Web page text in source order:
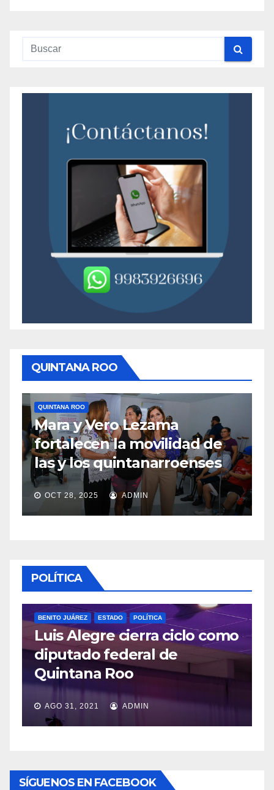
QUINTANA ROO
QUINTANA ROO
Mara y Vero Lezama
fortalecen la movilidad de
las y los quintanarroenses
OCT 28, 2025 ADMIN
en
OCT
POLÍTICA
BENITO JUÁREZ ESTADO POLÍTICA
Luis Alegre cierra ciclo como
diputado federal de
Quintana Roo
AGO 31, 2021 ADMIN
SÍGUENOS EN FACEBOOK